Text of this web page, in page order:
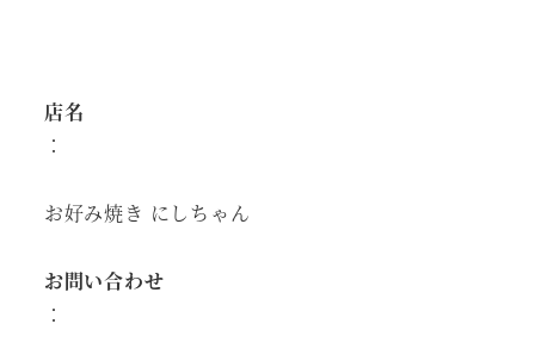
店名
：
お好み焼き にしちゃん
お問い合わせ
：